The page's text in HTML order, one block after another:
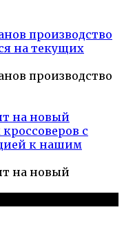
производство
на текущих
производство
на новый
с
к нашим
на новый